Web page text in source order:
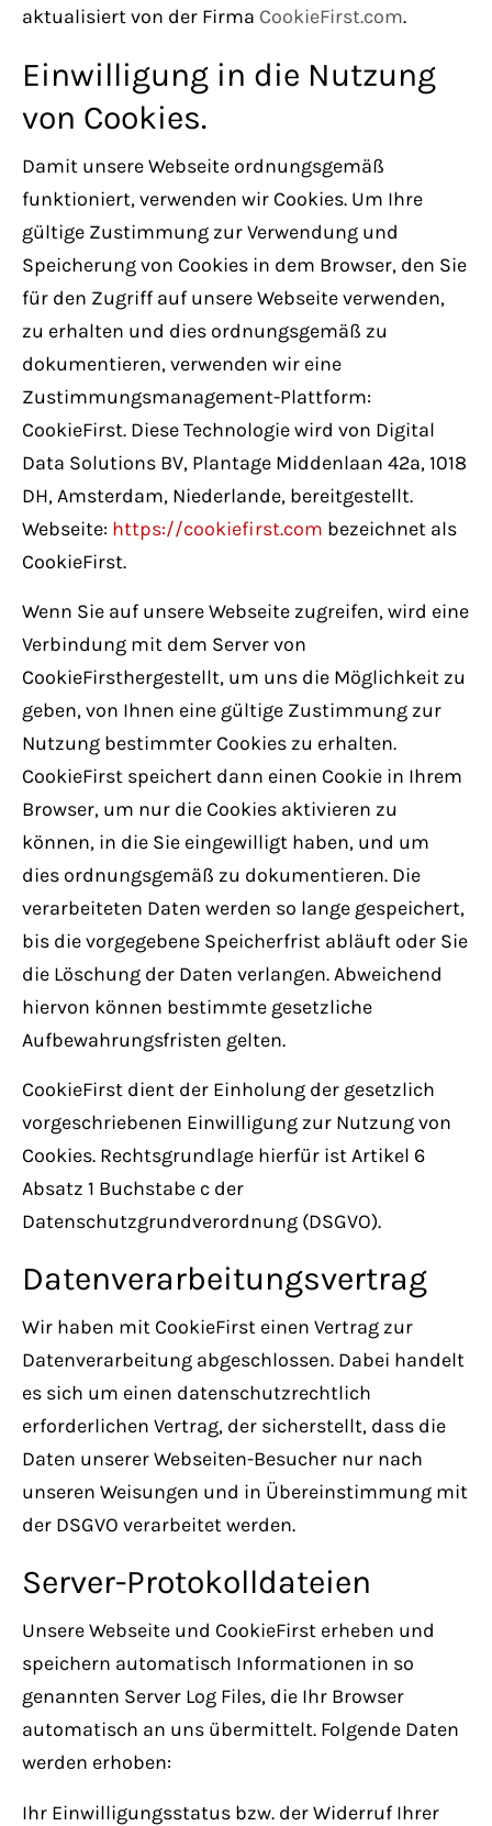
aktualisiert von der Firma CookieFirst.com.
Einwilligung in die Nutzung
von Cookies.
Damit unsere Webseite ordnungsgemäß
funktioniert, verwenden wir Cookies. Um Ihre
gültige Zustimmung zur Verwendung und
Speicherung von Cookies in dem Browser, den Sie
für den Zugriff auf unsere Webseite verwenden,
zu erhalten und dies ordnungsgemäß zu
dokumentieren, verwenden wir eine
Zustimmungsmanagement-Plattform:
CookieFirst. Diese Technologie wird von Digital
Data Solutions BV, Plantage Middenlaan 42a, 1018
DH, Amsterdam, Niederlande, bereitgestellt.
Webseite: https://cookiefirst.com bezeichnet als
CookieFirst.
Wenn Sie auf unsere Webseite zugreifen, wird eine
Verbindung mit dem Server von
CookieFirsthergestellt, um uns die Möglichkeit zu
geben, von Ihnen eine gültige Zustimmung zur
Nutzung bestimmter Cookies zu erhalten.
CookieFirst speichert dann einen Cookie in Ihrem
Browser, um nur die Cookies aktivieren zu
können, in die Sie eingewilligt haben, und um
dies ordnungsgemäß zu dokumentieren. Die
verarbeiteten Daten werden so lange gespeichert,
bis die vorgegebene Speicherfrist abläuft oder Sie
die Löschung der Daten verlangen. Abweichend
hiervon können bestimmte gesetzliche
Aufbewahrungsfristen gelten.
CookieFirst dient der Einholung der gesetzlich
vorgeschriebenen Einwilligung zur Nutzung von
Cookies. Rechtsgrundlage hierfür ist Artikel 6
Absatz 1 Buchstabe c der
Datenschutzgrundverordnung (DSGVO).
Datenverarbeitungsvertrag
Wir haben mit CookieFirst einen Vertrag zur
Datenverarbeitung abgeschlossen. Dabei handelt
es sich um einen datenschutzrechtlich
erforderlichen Vertrag, der sicherstellt, dass die
Daten unserer Webseiten-Besucher nur nach
unseren Weisungen und in Übereinstimmung mit
der DSGVO verarbeitet werden.
Server-Protokolldateien
Unsere Webseite und CookieFirst erheben und
speichern automatisch Informationen in so
genannten Server Log Files, die Ihr Browser
automatisch an uns übermittelt. Folgende Daten
werden erhoben:
Ihr Einwilligungsstatus bzw. der Widerruf Ihrer